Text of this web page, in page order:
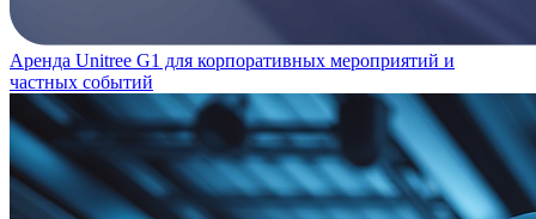
Аренда Unitree G1 для корпоративных мероприятий и
частных событий